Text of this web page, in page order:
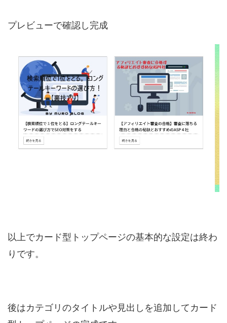
プレビューで確認し完成
以上でカード型トップページの基本的な設定は終わ
りです。
後はカテゴリのタイトルや見出しを追加してカード